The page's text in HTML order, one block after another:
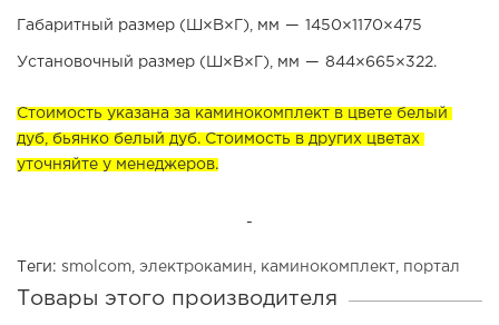
Габаритный размер (Ш×В×Г), мм — 1450×1170×475
Установочный размер (Ш×В×Г), мм — 844×665×322.
Стоимость указана за каминокомплект в цвете белый
дуб, бьянко белый дуб. Стоимость в других цветах
уточняйте у менеджеров.
-
Теги: smolcom электрокамин каминокомплект портал
Товары этого производителя